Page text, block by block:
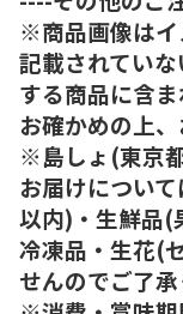
※商品画像はイ
記載されてい
する商品に含
お確かめの上、
※島しょ(東京
お届けについ
以内)・生鮮品(
冷凍品・生花(
せんのでご了承